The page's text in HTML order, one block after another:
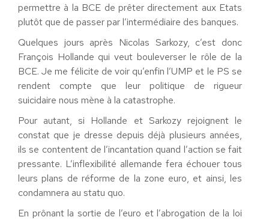
permettre à la BCE de prêter directement aux Etats
plutôt que de passer par l’intermédiaire des banques.
Quelques jours après Nicolas Sarkozy, c’est donc
François Hollande qui veut bouleverser le rôle de la
BCE. Je me félicite de voir qu’enfin l’UMP et le PS se
rendent compte que leur politique de rigueur
suicidaire nous mène à la catastrophe.
Pour autant, si Hollande et Sarkozy rejoignent le
constat que je dresse depuis déjà plusieurs années,
ils se contentent de l’incantation quand l’action se fait
pressante. L’inflexibilité allemande fera échouer tous
leurs plans de réforme de la zone euro, et ainsi, les
condamnera au statu quo.
En prônant la sortie de l’euro et l’abrogation de la loi